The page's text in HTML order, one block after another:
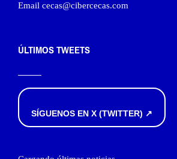
Email cecas@cibercecas.com
ÚLTIMOS TWEETS
SÍGUENOS EN X (TWITTER) ↗